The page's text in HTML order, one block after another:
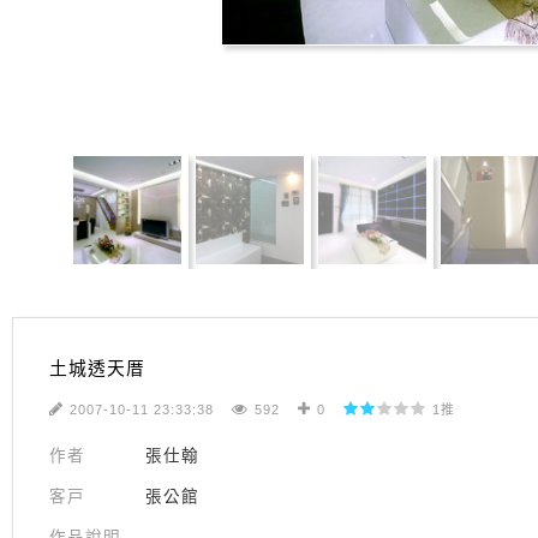
土城透天厝
2007-10-11 23:33:38 592 0 1推
作者 張仕翰
客戸 張公館